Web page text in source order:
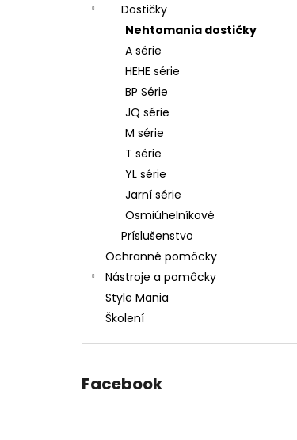
Dostičky
Nehtomania dostičky
A série
HEHE série
BP Série
JQ série
M série
T série
YL série
Jarní série
Osmiúhelníkové
Príslušenstvo
Ochranné pomôcky
Nástroje a pomôcky
Style Mania
Školení
Facebook